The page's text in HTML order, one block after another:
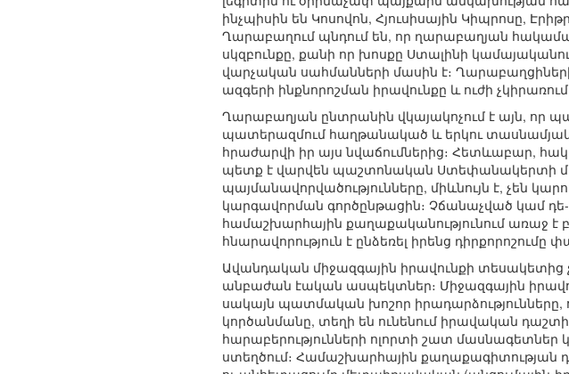
ինչպիսին են Կոսովոն, Հյուսիսային Կիպրոսը,
Ղարաբաղում պնդում են, որ ղարաբաղյան
սկզբունքը, քանի որ խոսքը Ստալինի
վարչական սահմանների մասին է։ Ղարաբաղցիների
ազգերի ինքնորոշման իրավունքը և ուժի
Ղարաբաղյան ընտրանին վկայակոչում է այն, որ
պատերազմում հաղթանակած և երկու
հրաժարվի իր այս նվաճումներից։ Հետևաբար,
պետք է վարվեն պաշտոնական Ստեփանակերտի
պայմանավորվածությունները, միևնույն է, չեն
կարգավորման գործընթացին։ Չճանաչված կամ
համաշխարհային քաղաքականությունում առաջ է
հնարավորություն է ընձեռել իրենց
Ավանդական միջազգային իրավունքի
անբաժան էական ասպեկտներ։ Միջազգային
սակայն պատմական խոշոր իրադարձությունները,
կործանմանը, տեղի են ունենում իրավական
հարաբերությունների ոլորտի շատ
ստեղծում։ Համաշխարհային քաղաքագիտության